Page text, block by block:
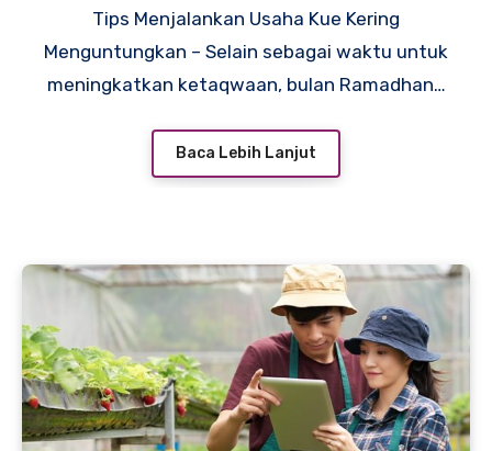
Tips Menjalankan Usaha Kue Kering
Menguntungkan – Selain sebagai waktu untuk
meningkatkan ketaqwaan, bulan Ramadhan…
Baca Lebih Lanjut